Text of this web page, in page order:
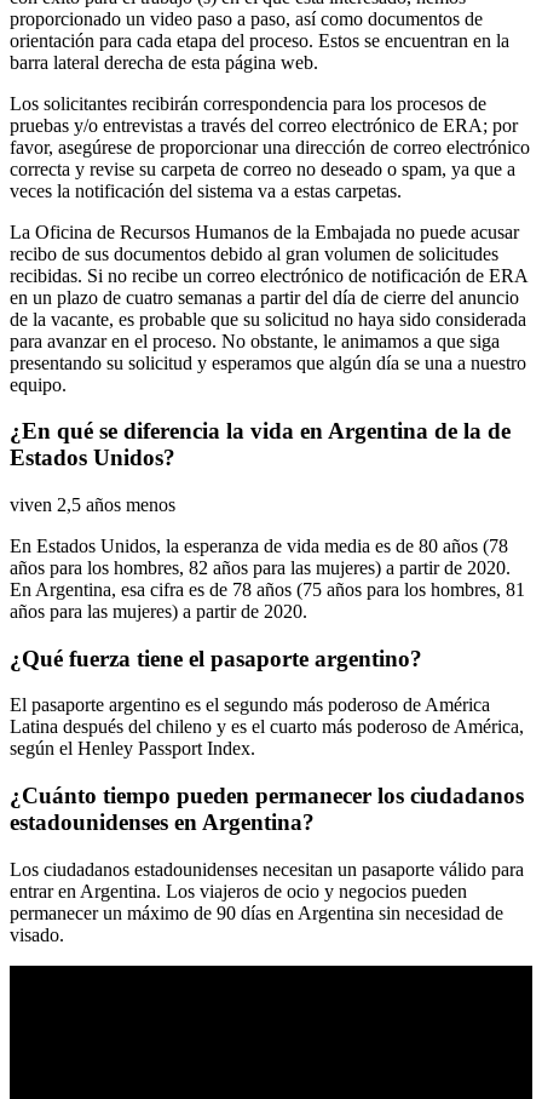
proporcionado un video paso a paso, así como documentos de
orientación para cada etapa del proceso. Estos se encuentran en la
barra lateral derecha de esta página web.
Los solicitantes recibirán correspondencia para los procesos de
pruebas y/o entrevistas a través del correo electrónico de ERA; por
favor, asegúrese de proporcionar una dirección de correo electrónico
correcta y revise su carpeta de correo no deseado o spam, ya que a
veces la notificación del sistema va a estas carpetas.
La Oficina de Recursos Humanos de la Embajada no puede acusar
recibo de sus documentos debido al gran volumen de solicitudes
recibidas. Si no recibe un correo electrónico de notificación de ERA
en un plazo de cuatro semanas a partir del día de cierre del anuncio
de la vacante, es probable que su solicitud no haya sido considerada
para avanzar en el proceso. No obstante, le animamos a que siga
presentando su solicitud y esperamos que algún día se una a nuestro
equipo.
¿En qué se diferencia la vida en Argentina de la de
Estados Unidos?
viven 2,5 años menos
En Estados Unidos, la esperanza de vida media es de 80 años (78
años para los hombres, 82 años para las mujeres) a partir de 2020.
En Argentina, esa cifra es de 78 años (75 años para los hombres, 81
años para las mujeres) a partir de 2020.
¿Qué fuerza tiene el pasaporte argentino?
El pasaporte argentino es el segundo más poderoso de América
Latina después del chileno y es el cuarto más poderoso de América,
según el Henley Passport Index.
¿Cuánto tiempo pueden permanecer los ciudadanos
estadounidenses en Argentina?
Los ciudadanos estadounidenses necesitan un pasaporte válido para
entrar en Argentina. Los viajeros de ocio y negocios pueden
permanecer un máximo de 90 días en Argentina sin necesidad de
visado.